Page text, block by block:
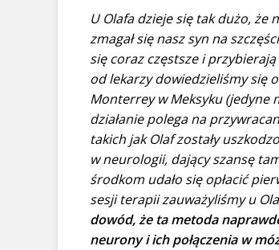
U Olafa dzieje się tak dużo, że
zmagał się nasz syn na
się coraz częstsze i
od lekarzy dowiedzieliśmy się
Monterrey w Meksyku (jedyne
działanie polega na
takich jak Olaf zostały
w neurologii, dający szansę
środkom udało się opłacić
sesji terapii zauważyliśmy u
dowód, że ta metoda
neurony i ich połączenia w